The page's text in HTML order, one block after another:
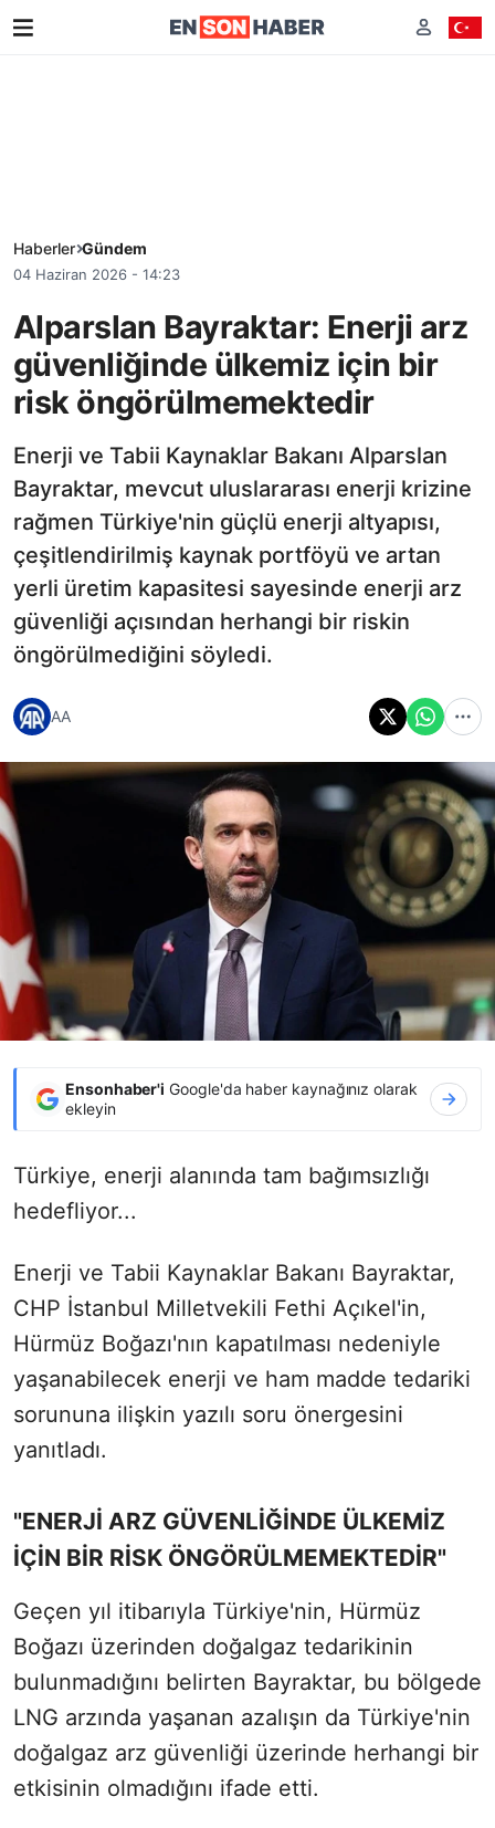
Haberler Gündem
04 Haziran 2026 - 14:23
Alparslan Bayraktar: Enerji arz
güvenliğinde ülkemiz için bir
risk öngörülmemektedir
Enerji ve Tabii Kaynaklar Bakanı Alparslan
Bayraktar, mevcut uluslararası enerji krizine
rağmen Türkiye'nin güçlü enerji altyapısı,
çeşitlendirilmiş kaynak portföyü ve artan
yerli üretim kapasitesi sayesinde enerji arz
güvenliği açısından herhangi bir riskin
öngörülmediğini söyledi.
AA
Ensonhaber'i Google'da haber kaynağınız olarak
ekleyin
Türkiye, enerji alanında tam bağımsızlığı
hedefliyor...
Enerji ve Tabii Kaynaklar Bakanı Bayraktar,
CHP İstanbul Milletvekili Fethi Açıkel'in,
Hürmüz Boğazı'nın kapatılması nedeniyle
yaşanabilecek enerji ve ham madde tedariki
sorununa ilişkin yazılı soru önergesini
yanıtladı.
"ENERJİ ARZ GÜVENLİĞİNDE ÜLKEMİZ
İÇİN BİR RİSK ÖNGÖRÜLMEMEKTEDİR"
Geçen yıl itibarıyla Türkiye'nin, Hürmüz
Boğazı üzerinden doğalgaz tedarikinin
bulunmadığını belirten Bayraktar, bu bölgede
LNG arzında yaşanan azalışın da Türkiye'nin
doğalgaz arz güvenliği üzerinde herhangi bir
etkisinin olmadığını ifade etti.